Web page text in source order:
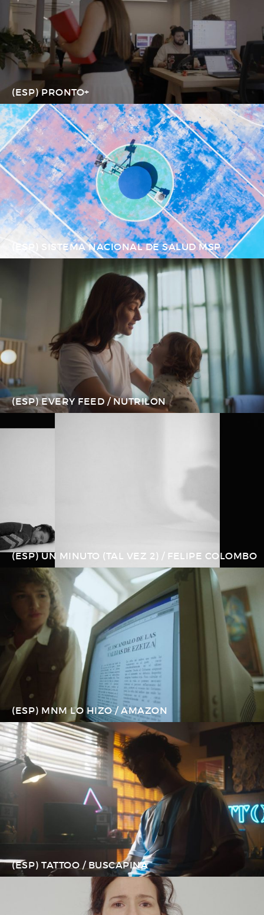
(ESP) PRONTO+
(ESP) SISTEMA NACIONAL DE SALUD MSP
(ESP) EVERY FEED / NUTRILON
(ESP) UN MINUTO (TAL VEZ 2) / FELIPE COLOMBO
(ESP) MNM LO HIZO / AMAZON
(ESP) TATTOO / BUSCAPINA